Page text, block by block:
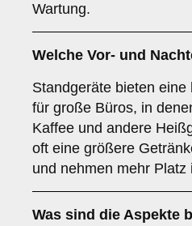
Wartung.
Welche Vor- und
Standgeräte bieten
für große Büros, in
Kaffee und andere
oft eine größere
und nehmen mehr Platz
Was sind die Aspekte